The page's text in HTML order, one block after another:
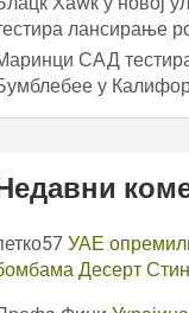
лансирање
САД
у
УАЕ
Десерт